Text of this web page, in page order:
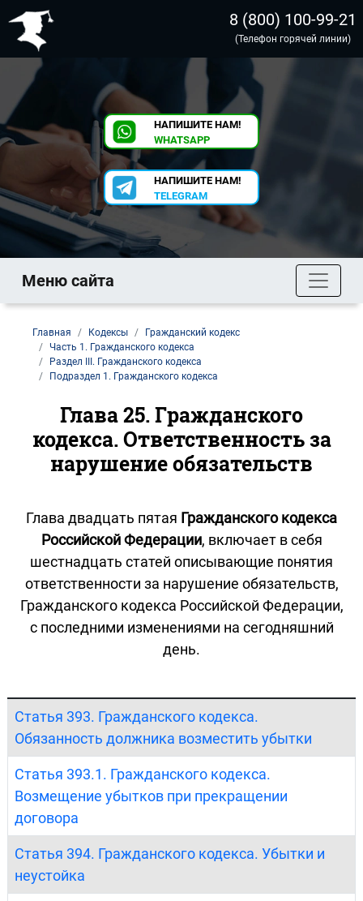
8 (800) 100-99-21
(Телефон горячей линии)
НАПИШИТЕ НАМ!
WHATSAPP
НАПИШИТЕ НАМ!
TELEGRAM
Меню сайта
Главная Кодексы
Гражданский кодекс
Часть 1. Гражданского кодекса
Раздел III. Гражданского кодекса
Подраздел 1. Гражданского кодекса
Глава 25. Гражданского
кодекса. Ответственность за
нарушение обязательств
Глава двадцать пятая Гражданского кодекса
Российской Федерации, включает в себя
шестнадцать статей описывающие понятия
ответственности за нарушение обязательств,
Гражданского кодекса Российской Федерации,
с последними изменениями на сегодняшний
день.
Статья 393. Гражданского кодекса.
Обязанность должника возместить убытки
Статья 393.1. Гражданского кодекса.
Возмещение убытков при прекращении
договора
Статья 394. Гражданского кодекса. Убытки и
неустойка